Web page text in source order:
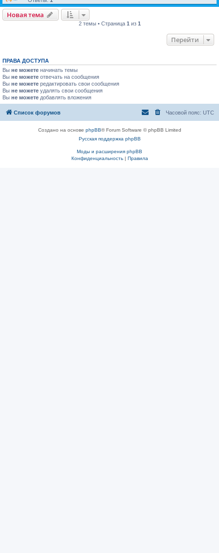
Новая тема
2 темы • Страница 1 из 1
Перейти
ПРАВА ДОСТУПА
Вы не можете начинать темы
Вы не можете отвечать на сообщения
Вы не можете редактировать свои сообщения
Вы не можете удалять свои сообщения
Вы не можете добавлять вложения
Список форумов Часовой пояс: UTC
Создано на основе phpBB® Forum Software © phpBB Limited
Русская поддержка phpBB
Моды и расширения phpBB
Конфиденциальность| Правила